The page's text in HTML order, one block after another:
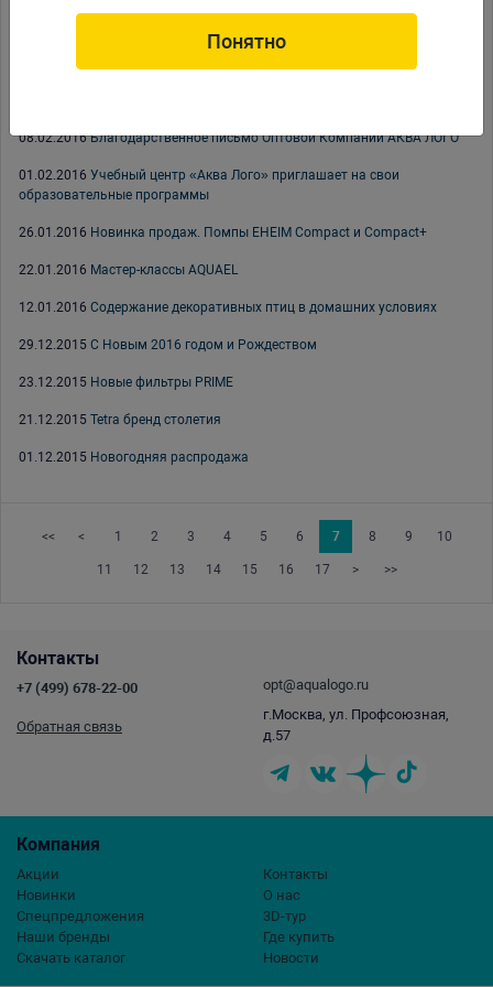
21.03.2016
08.02.2016Благодарственное письмо Оптовой Компании АКВА ЛОГО
01.02.2016 Учебный центр «Аква Лого» приглашает на свои
образовательные программы
26.01.2016 Новинка продаж. Помпы EHEIM Compact и Compact+
22.01.2016 Мастер-классы AQUAEL
12.01.2016 Содержание декоративных птиц в домашних условиях
29.12.2015 С Новым 2016 годом и Рождеством
23.12.2015 Новые фильтры PRIME
21.12.2015 Tetra бренд столетия
01.12.2015 Новогодняя распродажа
<< < 1 2 3 4 5 6 7 8 9 10
11 12 13 14 15 16 17 > >>
Компания
Акции
Новинки
Спецпредложения
Наши бренды
Скачать каталог
Контакты
О нас
3D-тур
Где купить
Новости
Контакты
+7 (499) 678-22-00
Обратная связь
opt@aqualogo.ru
г.Москва, ул. Профсоюзная,
д.57
Понятно